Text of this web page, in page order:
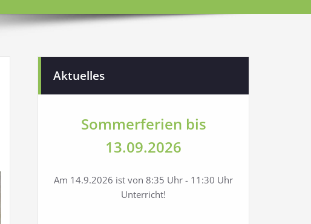
Aktuelles
Sommerferien bis
13.09.2026
Am 14.9.2026 ist von 8:35 Uhr - 11:30 Uhr
Unterricht!